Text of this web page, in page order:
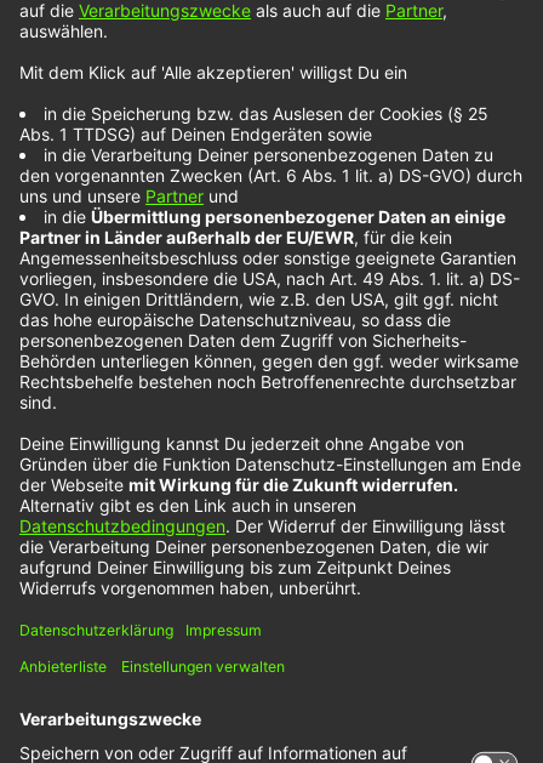
Sound her so und auch inhaltlich wird eine
diese Stimmung noch durch das Musikvideo, in
dem ein Van in ländlichen Gegenden unterwegs
ist. Für diejenigen, bei denen es gefühlstechnisch
mal etwas chaotischer zugeht, könnte „Ohio“ der
passende Soundtrack sein.
Mehr Künstlerinnen und Künstler entdeckst du hier
Wir benötigen Ihre Zustimmung, um
den YouTube Video-Service zu
Wir verwenden einen Service eines
Drittanbieters, um Videoinhalte einzubetten.
Dieser Service kann Daten zu Ihren Aktivitäten
sammeln. Bitte lesen Sie die Details durch und
stimmen Sie der Nutzung des Service zu, um
dieses Video anzusehen.
Mehr Informationen
powered byUsercentrics Consent Management